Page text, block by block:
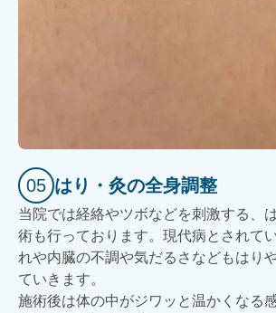
05 はり・灸の全身調整
当院では経絡やツボなどを刺激する、
術も行っております。現代病とされて
れや内臓の不調や気だるさなどもはり
ていきます。
施術後は体の中がジワッと温かくなる